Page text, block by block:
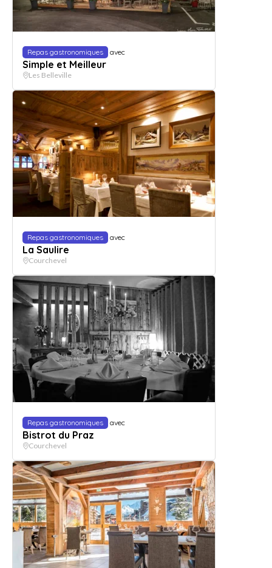
Repas gastronomiques avec
Simple et Meilleur
Les Belleville
Repas gastronomiques avec
La Saulire
Courchevel
Repas gastronomiques avec
Bistrot du Praz
Courchevel